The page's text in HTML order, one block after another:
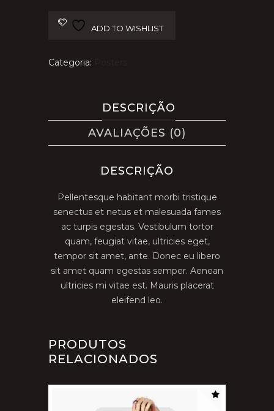
quantidadeADD TO WISHLIST
Categoria:
DESCRIÇÃO
AVALIAÇÕES (0)
DESCRIÇÃO
Pellentesque habitant morbi tristique
senectus et netus et malesuada fames
ac turpis egestas. Vestibulum tortor
quam, feugiat vitae, ultricies eget,
tempor sit amet, ante. Donec eu libero
sit amet quam egestas semper. Aenean
ultricies mi vitae est. Mauris placerat
eleifend leo.
PRODUTOS
RELACIONADOS